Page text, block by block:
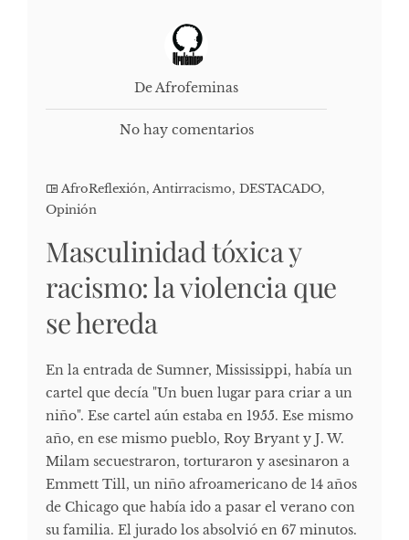
De Afrofeminas
No hay comentarios
AfroReflexión, Antirracismo, DESTACADO,
Opinión
Masculinidad tóxica y
racismo: la violencia que
se hereda
En la entrada de Sumner, Mississippi, había un
cartel que decía "Un buen lugar para criar a un
niño". Ese cartel aún estaba en 1955. Ese mismo
año, en ese mismo pueblo, Roy Bryant y J. W.
Milam secuestraron, torturaron y asesinaron a
Emmett Till, un niño afroamericano de 14 años
de Chicago que había ido a pasar el verano con
su familia. El jurado los absolvió en 67 minutos.